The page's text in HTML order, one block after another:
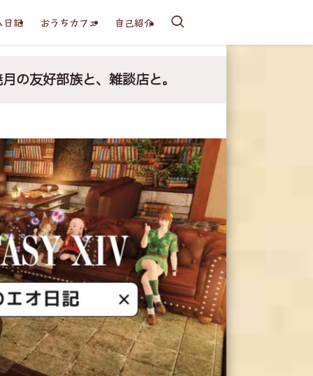
日記 おうちカフェ 自己紹介
の友好部族と、雑談店と。